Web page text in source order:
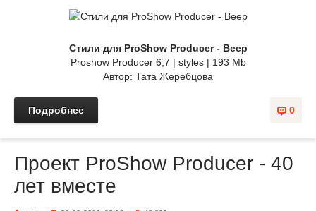
Стили для ProShow Producer - Веер
Proshow Producer 6,7 | styles | 193 Mb
Автор: Тата Жеребцова
0
Подробнее
Проект ProShow Producer - 40
лет вместе